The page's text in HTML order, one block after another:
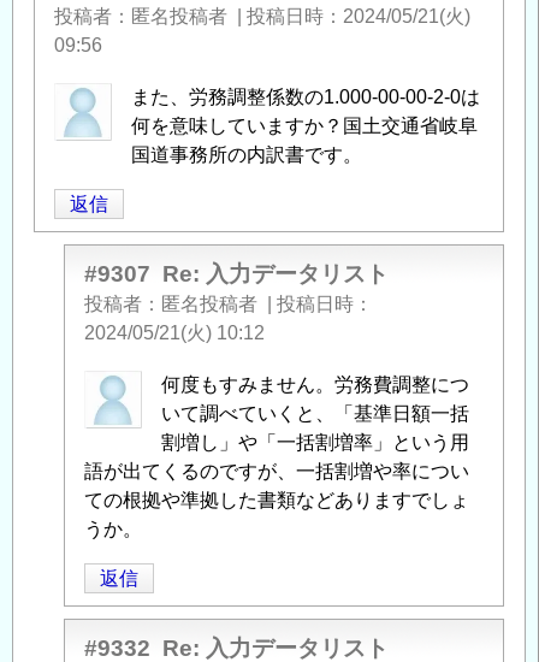
投稿者 匿名投稿者 投稿日時
2024/05/21(火)
09:56
また、労務調整係数の1.000-00-00-2-0は
何を意味していますか？国土交通省岐阜
国道事務所の内訳書です。
返信
#9307 Re: 入力データリスト
投稿者 匿名投稿者
投稿日時
2024/05/21(火) 10:12
匿
名
稿
者
に
る
「Re:
入
何度もすみません。労務費調整につ
いて調べていくと、「基準日額一括
割増し」や「一括割増率」という用
語が出てくるのですが、一括割増や率につい
ての根拠や準拠した書類などありますでしょ
うか。
返信
#9332 Re: 入力データリスト